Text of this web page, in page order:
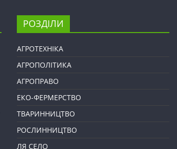
РОЗДІЛИ
АГРОТЕХНІКА
АГРОПОЛІТИКА
АГРОПРАВО
ЕКО-ФЕРМЕРСТВО
ТВАРИННИЦТВО
РОСЛИННИЦТВО
ЛЯ СЕЛО